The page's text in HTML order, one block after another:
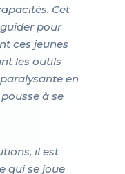
Cet
pour
ces jeunes
les outils
en
à se
il est
qui se joue